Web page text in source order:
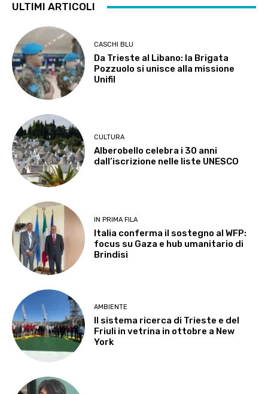
ULTIMI ARTICOLI
CASCHI BLU
Da Trieste al Libano: la Brigata
Pozzuolo si unisce alla missione
Unifil
CULTURA
Alberobello celebra i 30 anni
dall’iscrizione nelle liste UNESCO
IN PRIMA FILA
Italia conferma il sostegno al WFP:
focus su Gaza e hub umanitario di
Brindisi
AMBIENTE
Il sistema ricerca di Trieste e del
Friuli in vetrina in ottobre a New
York